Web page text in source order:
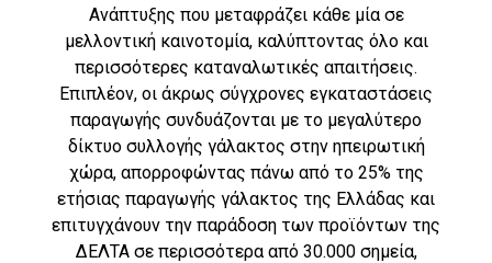
Ανάπτυξης που μεταφράζει κάθε μία σε
μελλοντική καινοτομία, καλύπτοντας όλο και
περισσότερες καταναλωτικές απαιτήσεις.
Επιπλέον, οι άκρως σύγχρονες εγκαταστάσεις
παραγωγής συνδυάζονται με το μεγαλύτερο
δίκτυο συλλογής γάλακτος στην ηπειρωτική
χώρα, απορροφώντας πάνω από το 25% της
ετήσιας παραγωγής γάλακτος της Ελλάδας και
επιτυγχάνουν την παράδοση των προϊόντων της
ΔΕΛΤΑ σε περισσότερα από 30.000 σημεία,